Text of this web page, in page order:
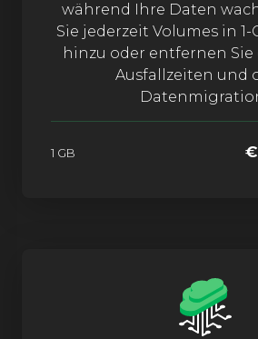
während Ihre Daten
Sie jederzeit Volumes in
hinzu oder entfernen Sie
Ausfallzeiten und
1 GB